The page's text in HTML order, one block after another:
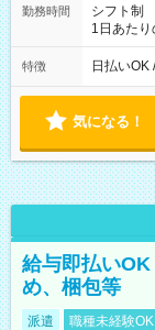
勤務時間
シフト制
1日あた
特徴 日払いOK
気になる！
給与即払い
め、梱包等
派遣 職種未経験OK